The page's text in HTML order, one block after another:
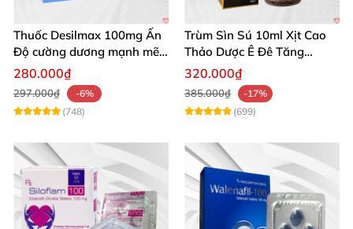
Thuốc Desilmax 100mg Ấn
Độ cường dương mạnh mẽ
tăng sinh lý phái mạnh
280.000₫
297.000₫
-6%
(748)
Trùm Sìn Sú 10ml Xịt Cao
Thảo Dược Ê Đê Tăng
Cường Sinh Lý
320.000₫
385.000₫
-17%
(699)